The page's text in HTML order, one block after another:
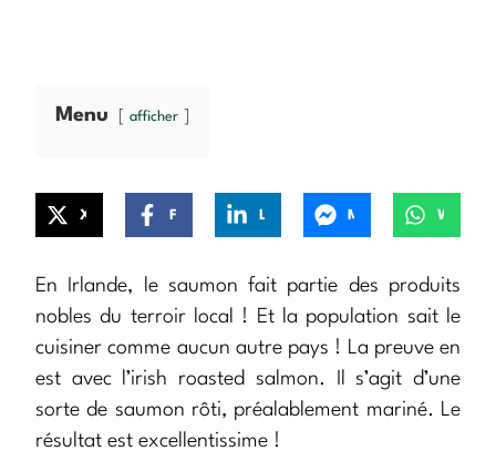
Menu afficher
En Irlande, le saumon fait partie des produits
nobles du terroir local ! Et la population sait le
cuisiner comme aucun autre pays ! La preuve en
est avec l’irish roasted salmon. Il s’agit d’une
sorte de saumon rôti, préalablement mariné. Le
résultat est excellentissime !